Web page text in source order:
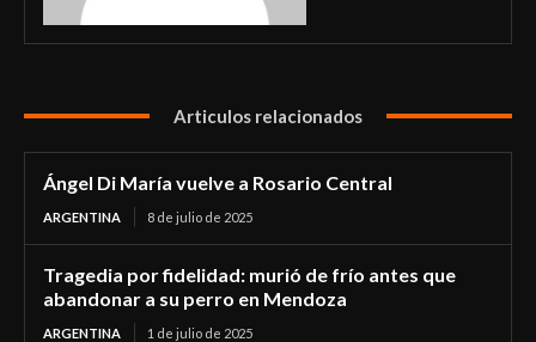
Articulos relacionados
Ángel Di María vuelve a Rosario Central
ARGENTINA 8 de julio de 2025
Tragedia por fidelidad: murió de frío antes que
abandonar a su perro en Mendoza
ARGENTINA 1 de julio de 2025